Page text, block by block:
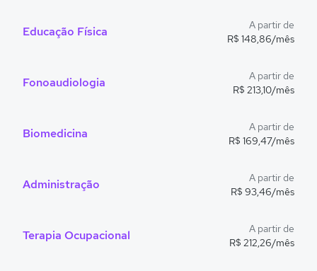
Educação Física
A partir de
R$ 148,86/mês
Fonoaudiologia
A partir de
R$ 213,10/mês
Biomedicina
A partir de
R$ 169,47/mês
Administração
A partir de
R$ 93,46/mês
Terapia Ocupacional
A partir de
R$ 212,26/mês